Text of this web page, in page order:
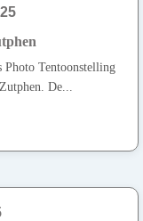
Photo Tentoonstelling
De...